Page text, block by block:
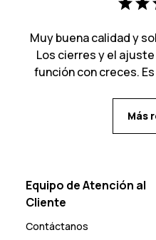
Muy buena calidad y
Los cierres y el
función con creces.
Más
Equipo de Atención al
Cliente
Contáctanos